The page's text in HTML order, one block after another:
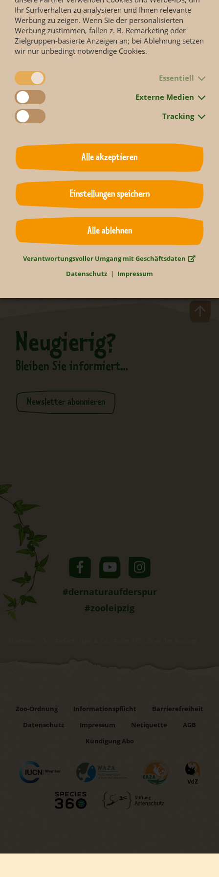
Die Doku-Soap des MDR FERNSEHENS erzählt Geschichten von
Menschen und Tieren aus dem Zoo Leipzig, beleuchtet den
Alltag hinter den Kulissen eines der renommiertesten
Zoologischen Gärten Europas.
Zurück
Neugierig?
Bleiben Sie informiert...
Newsletter abonnieren
#dernaturaufderspur
#zooleipzig
Zoo-Ordnung Informationspflicht
Barrierefreiheit
Datenschutz
Impressum Netiquette
AGB
Kündigung Abo
Ihr Surfverhalten zu analysieren und Ihnen relevante
Werbung zu zeigen. Wenn Sie der personalisierten
Werbung zustimmen, fallen z. B. Remarketing oder
Zielgruppen-basierte Anzeigen an; bei Ablehnung setzen
wir nur unbedingt notwendige Cookies.
Essentiell
Externe Medien
Tracking
Alle akzeptieren
Einstellungen speichern
Alle ablehnen
Verantwortungsvoller Umgang mit Geschäftsdaten
Datenschutz
Impressum